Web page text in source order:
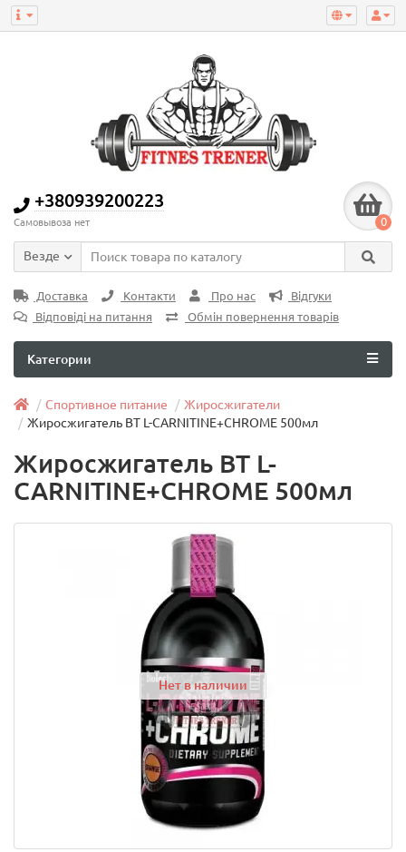
+380939200223
Самовывоза нет 0
Везде
Доставка Контакти Про нас
Відгуки
Відповіді на питання
Обмін повернення товарів
Категории
Спортивное питание
Жиросжигатели
Жиросжигатель BT L-CARNITINE+CHROME 500мл
Жиросжигатель BT L-
CARNITINE+CHROME 500мл
Нет в наличии